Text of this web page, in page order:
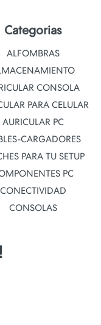
Categorias
ALFOMBRAS
CONSOLA
PARA CELULAR
AURICULAR PC
CARGADORES
PARA TU SETUP
PC
CONECTIVIDAD
CONSOLAS